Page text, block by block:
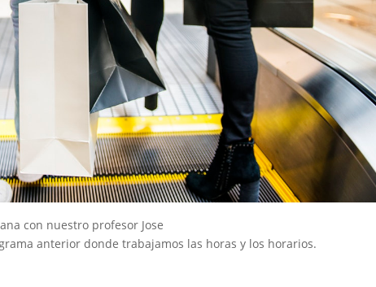
con nuestro profesor Jose
anterior donde trabajamos las horas y los horarios.